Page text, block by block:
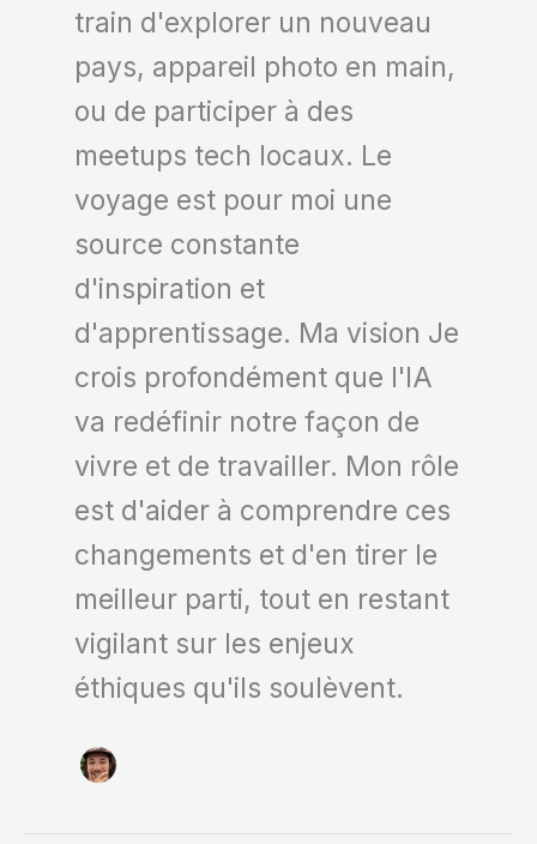
train d'explorer un nouveau
pays, appareil photo en main,
ou de participer à des
meetups tech locaux. Le
voyage est pour moi une
source constante
d'inspiration et
d'apprentissage. Ma vision Je
crois profondément que l'IA
va redéfinir notre façon de
vivre et de travailler. Mon rôle
est d'aider à comprendre ces
changements et d'en tirer le
meilleur parti, tout en restant
vigilant sur les enjeux
éthiques qu'ils soulèvent.